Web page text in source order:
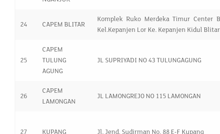
24 CAPEM BLITAR
Komplek Ruko Merdeka Timur Center
Kel.Kepanjen Lor Ke. Kepanjen Kidul Blitar
25
CAPEM
TULUNG
AGUNG
JL SUPRIYADI NO 43 TULUNGAGUNG
26
CAPEM
LAMONGAN
JL LAMONGREJO NO 115 LAMONGAN
27 KUPANG Jl. Jend. Sudirman No. 88 E-F Kupang